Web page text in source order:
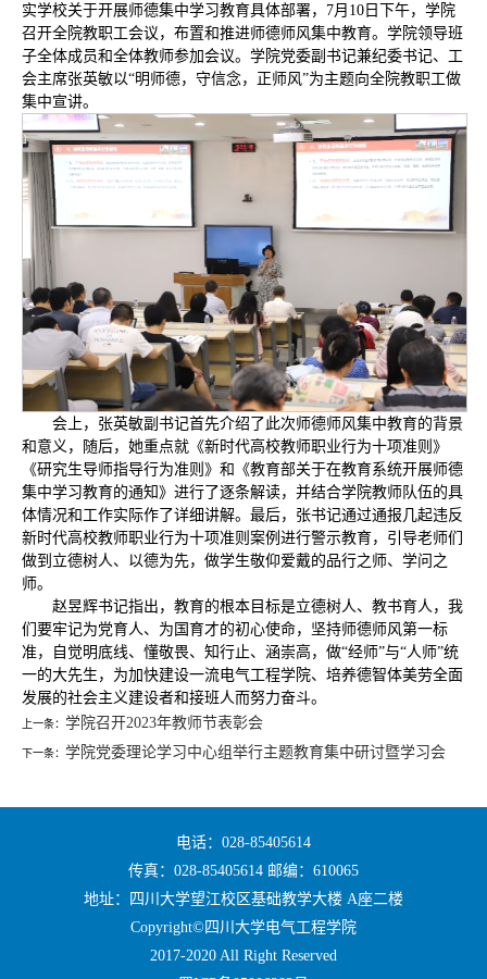
实学校关于开展师德集中学习教育具体部署，7月10日下午，学院
召开全院教职工会议，布置和推进师德师风集中教育。学院领导班
子全体成员和全体教师参加会议。学院党委副书记兼纪委书记、工
会主席张英敏以“明师德，守信念，正师风”为主题向全院教职工做
集中宣讲。
会上，张英敏副书记首先介绍了此次师德师风集中教育的背景
和意义，随后，她重点就《新时代高校教师职业行为十项准则》
《研究生导师指导行为准则》和《教育部关于在教育系统开展师德
集中学习教育的通知》进行了逐条解读，并结合学院教师队伍的具
体情况和工作实际作了详细讲解。最后，张书记通过通报几起违反
新时代高校教师职业行为十项准则案例进行警示教育，引导老师们
做到立德树人、以德为先，做学生敬仰爱戴的品行之师、学问之
师。
赵昱辉书记指出，教育的根本目标是立德树人、教书育人，我
们要牢记为党育人、为国育才的初心使命，坚持师德师风第一标
准，自觉明底线、懂敬畏、知行止、涵崇高，做“经师”与“人师”统
一的大先生，为加快建设一流电气工程学院、培养德智体美劳全面
发展的社会主义建设者和接班人而努力奋斗。
上一条： 学院召开2023年教师节表彰会
下一条： 学院党委理论学习中心组举行主题教育集中研讨暨学习会
电话：028-85405614
传真：028-85405614 邮编：610065
地址：四川大学望江校区基础教学大楼 A座二楼
Copyright©四川大学电气工程学院
2017-2020 All Right Reserved